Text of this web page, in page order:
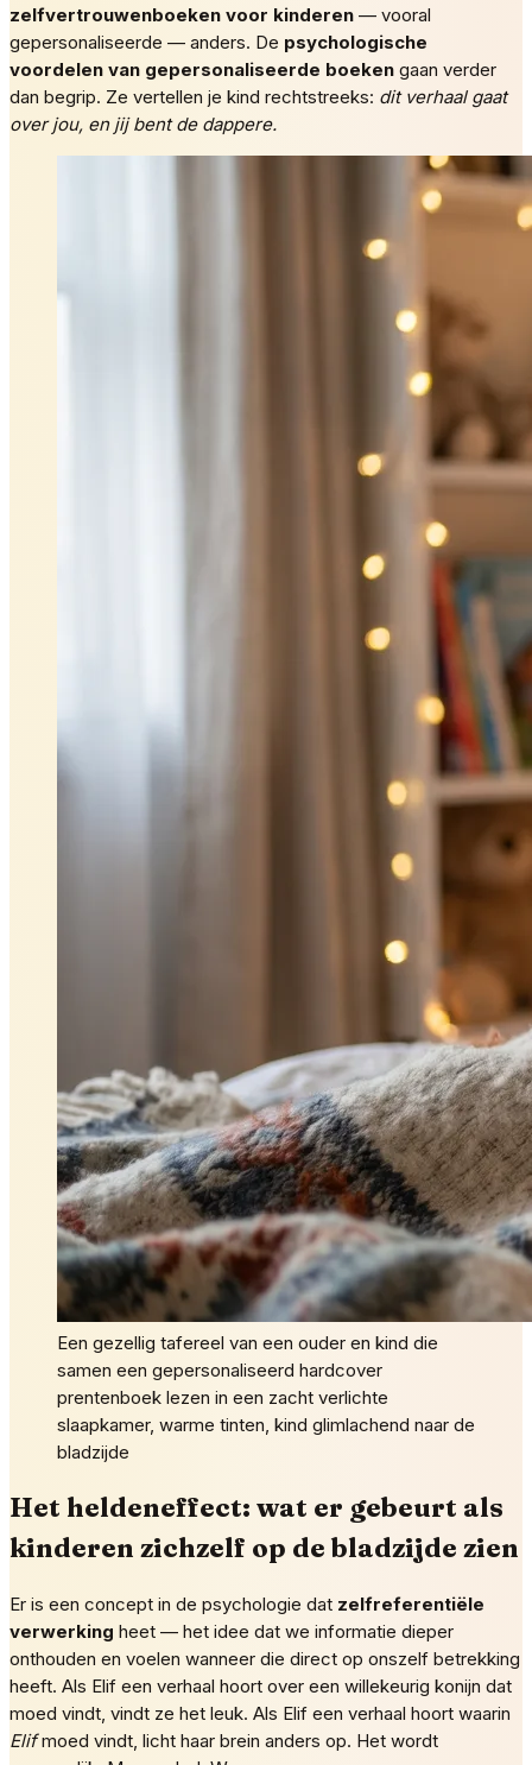
zelfvertrouwenboeken voor kinderen — vooral
gepersonaliseerde — anders. De psychologische
voordelen van gepersonaliseerde boeken gaan verder
dan begrip. Ze vertellen je kind rechtstreeks: dit verhaal gaat
over jou, en jij bent de dappere.
Een gezellig tafereel van een ouder en kind die
samen een gepersonaliseerd hardcover
prentenboek lezen in een zacht verlichte
slaapkamer, warme tinten, kind glimlachend naar de
bladzijde
Het heldeneffect: wat er gebeurt als
kinderen zichzelf op de bladzijde zien
Er is een concept in de psychologie dat zelfreferentiële
verwerking heet — het idee dat we informatie dieper
onthouden en voelen wanneer die direct op onszelf betrekking
heeft. Als Elif een verhaal hoort over een willekeurig konijn dat
moed vindt, vindt ze het leuk. Als Elif een verhaal hoort waarin
Elifmoed vindt, licht haar brein anders op. Het wordt